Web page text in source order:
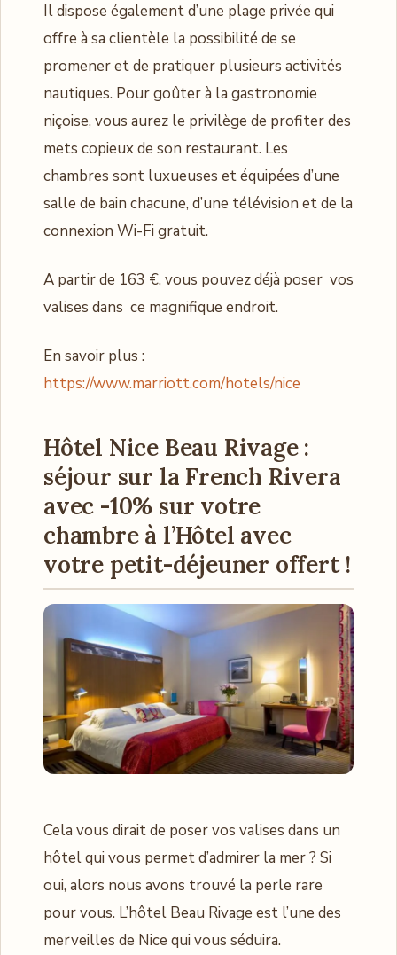
Il dispose également d’une plage privée qui
offre à sa clientèle la possibilité de se
promener et de pratiquer plusieurs activités
nautiques. Pour goûter à la gastronomie
niçoise, vous aurez le privilège de profiter des
mets copieux de son restaurant. Les
chambres sont luxueuses et équipées d’une
salle de bain chacune, d’une télévision et de la
connexion Wi-Fi gratuit.
A partir de 163 €, vous pouvez déjà poser vos
valises dans ce magnifique endroit.
En savoir plus :
https://www.marriott.com/hotels/nice
Hôtel Nice Beau Rivage :
séjour sur la French Rivera
avec -10% sur votre
chambre à l’Hôtel avec
votre petit-déjeuner offert !
Cela vous dirait de poser vos valises dans un
hôtel qui vous permet d’admirer la mer ? Si
oui, alors nous avons trouvé la perle rare
pour vous. L’hôtel Beau Rivage est l’une des
merveilles de Nice qui vous séduira.